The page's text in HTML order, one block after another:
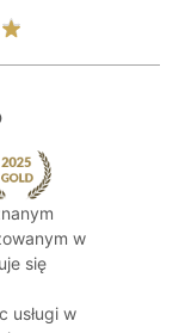
w
się
usługi w